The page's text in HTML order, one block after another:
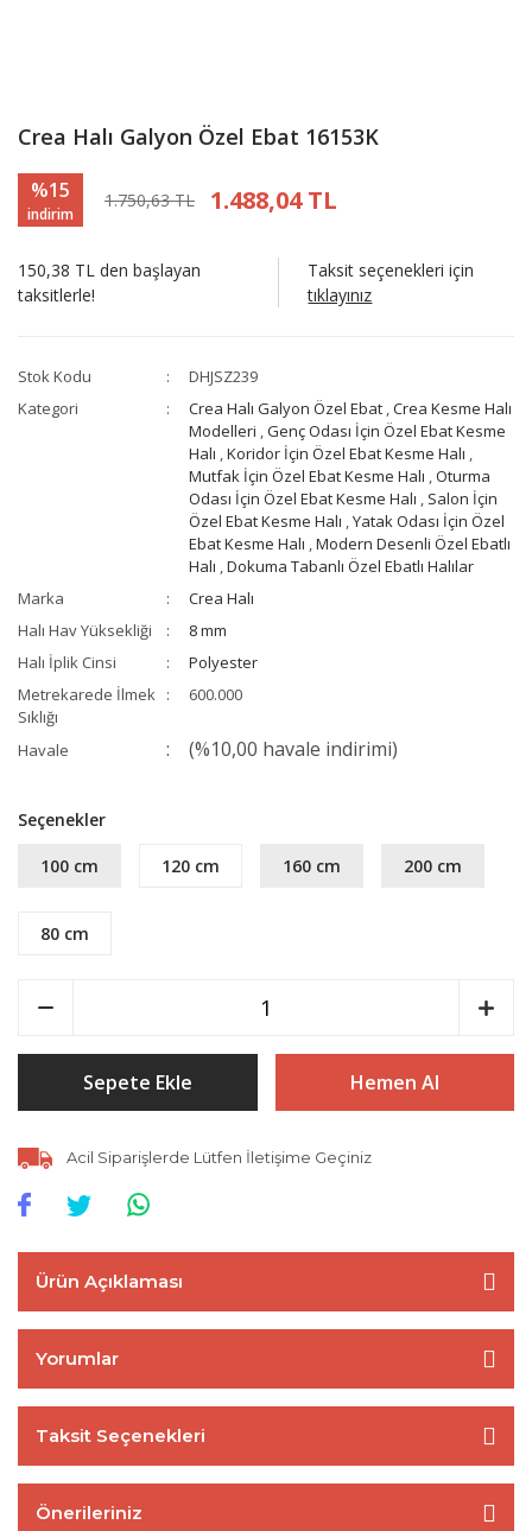
Crea Halı Galyon Özel Ebat 16153K
%15
indirim
1.750,63 TL 1.488,04 TL
150,38 TL den başlayan
taksitlerle!
Taksit seçenekleri için
tıklayınız
Stok Kodu
DHJSZ239
Kategori
Crea Halı Galyon Özel Ebat ,Crea Kesme Halı
Modelleri ,Genç Odası İçin Özel Ebat Kesme
Halı ,Koridor İçin Özel Ebat Kesme Halı ,
Mutfak İçin Özel Ebat Kesme Halı ,Oturma
Odası İçin Özel Ebat Kesme Halı , Salon İçin
Özel Ebat Kesme Halı ,Yatak Odası İçin Özel
Ebat Kesme Halı ,Modern Desenli Özel Ebatlı
Halı ,Dokuma Tabanlı Özel Ebatlı Halılar
Marka
Crea Halı
Halı Hav Yüksekliği
8 mm
Halı İplik Cinsi
Polyester
Metrekarede İlmek
Sıklığı
600.000
Havale (%10,00 havale indirimi)
Seçenekler
100 cm 120 cm 160 cm 200 cm
80 cm
Sepete Ekle Hemen Al
Acil Siparişlerde Lütfen İletişime Geçiniz
Ürün Açıklaması
Yorumlar
Taksit Seçenekleri
Önerileriniz